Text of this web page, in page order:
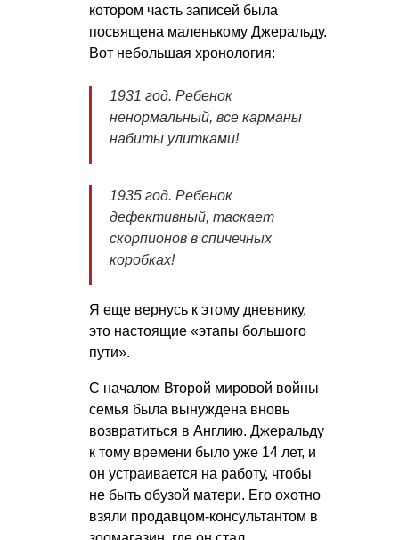
котором часть записей была
посвящена маленькому Джеральду.
Вот небольшая хронология:
1931 год. Ребенок
ненормальный, все карманы
набиты улитками!
1935 год. Ребенок
дефективный, таскает
скорпионов в спичечных
коробках!
Я еще вернусь к этому дневнику,
это настоящие «этапы большого
пути».
С началом Второй мировой войны
семья была вынуждена вновь
возвратиться в Англию. Джеральду
к тому времени было уже 14 лет, и
он устраивается на работу, чтобы
не быть обузой матери. Его охотно
взяли продавцом-консультантом в